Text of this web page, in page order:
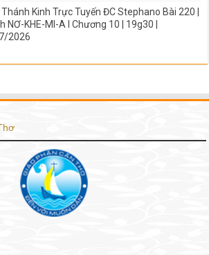
Thánh Kinh Trực Tuyến ĐC Stephano Bài 220 |
NƠ-KHE-MI-A I Chương 10 | 19g30 |
2026